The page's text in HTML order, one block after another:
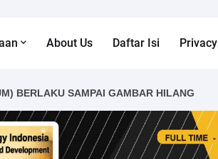
About Us Daftar Isi Privacy
BERLAKU SAMPAI GAMBAR HILANG